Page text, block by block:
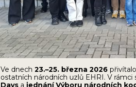
Ve dnech 23.–25. března 2026
ostatních národních uzlů EHRI. V
Days a jednání Výboru národních